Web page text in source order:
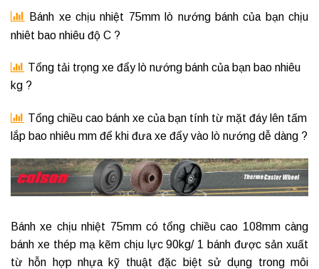
Bánh xe chịu nhiệt 75mmlò nướng bánh của bạn chịu
nhiêt bao nhiêu độ C ?
Tổng tải trọng xe đẩy lò nướng bánh của bạn bao nhiêu
kg ?
Tổng chiều cao bánh xe của bạn tính từ mặt đáy lên tấm
lắp bao nhiêu mm để khi đưa xe đẩy vào lò nướng dễ dàng ?
Bánh xe chịu nhiệt 75mm có tổng chiều cao 108mm càng
bánh xe thép mạ kẽm chịu lực 90kg/ 1 bánh được sản xuất
từ hỗn hợp nhựa kỹ thuật đặc biệt sử dụng trong môi